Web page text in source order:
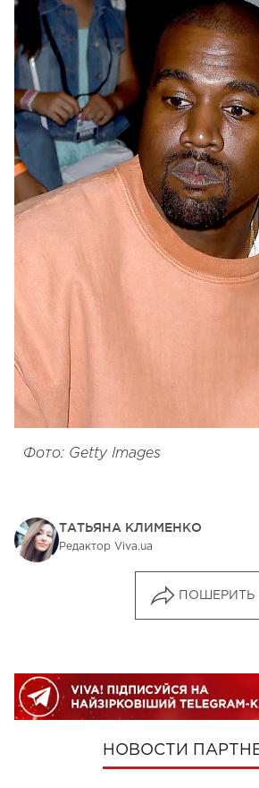
Фото: Getty Images
ТАТЬЯНА КЛИМЕНКО
Редактор Viva.ua
ПОШЕРИТЬ
НОВОСТИ